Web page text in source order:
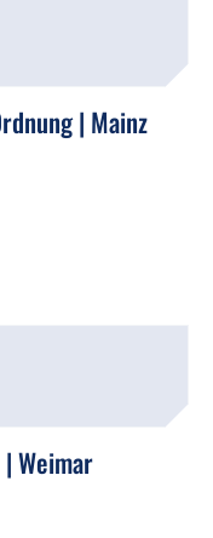
| Mainz
Weimar